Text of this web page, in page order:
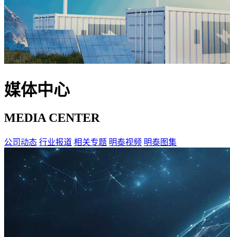
媒体中心
MEDIA CENTER
公司动态 行业报道 相关专题 明泰视频 明泰图集